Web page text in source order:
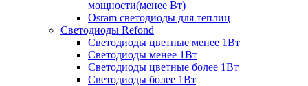
мощности(менее Вт)
Osram светодиоды для теплиц
Светодиоды Refond
Светодиоды цветные менее 1Вт
Светодиоды менее 1Вт
Светодиоды цветные более 1Вт
Светодиоды более 1Вт